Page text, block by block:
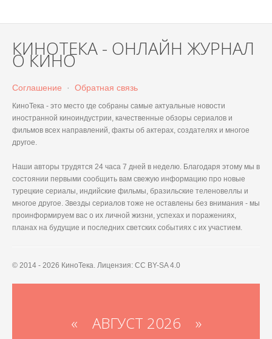
КИНОТЕКА - ОНЛАЙН ЖУРНАЛ
О КИНО
Соглашение · Обратная связь
КиноТека - это место где собраны самые актуальные новости
иностранной киноиндустрии, качественные обзоры сериалов и
фильмов всех направлений, факты об актерах, создателях и многое
другое.
Наши авторы трудятся 24 часа 7 дней в неделю. Благодаря этому мы в
состоянии первыми сообщить вам свежую информацию про новые
турецкие сериалы, индийские фильмы, бразильские теленовеллы и
многое другое. Звезды сериалов тоже не оставлены без внимания - мы
проинформируем вас о их личной жизни, успехах и поражениях,
планах на будущие и последних светских событиях с их участием.
© 2014 - 2026 КиноТека. Лицензия: CC BY-SA 4.0
« АВГУСТ 2026 »